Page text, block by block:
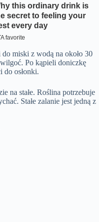
miski z wodą na około 30
Po kąpieli doniczkę
do osłonki.
na stałe. Roślina potrzebuje
Stałe zalanie jest jedną z